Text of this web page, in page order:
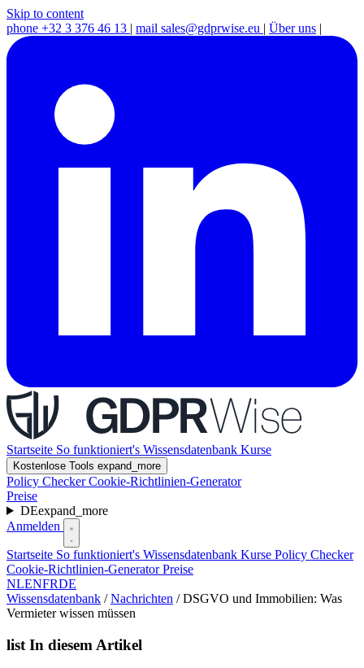
Skip to content
phone +32 3 376 46 13 | mail sales@gdprwise.eu | Über uns |
Startseite So funktioniert's Wissensdatenbank Kurse
Kostenlose Tools expand_more
Policy CheckerCookie-Richtlinien-Generator
Preise
DEexpand_more
Anmelden
Startseite So funktioniert's Wissensdatenbank Kurse Policy Checker
Cookie-Richtlinien-GeneratorPreise
NLENFRDE
Wissensdatenbank / Nachrichten / DSGVO und Immobilien: Was
Vermieter wissen müssen
list In diesem Artikel